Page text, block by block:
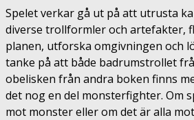
Spelet verkar gå ut på att utrusta
diverse trollformler och artefakter,
planen, utforska omgivningen och
tanke på att både badrumstrollet
obelisken från andra boken finns
det nog en del monsterfighter. Om
mot monster eller om det är alla